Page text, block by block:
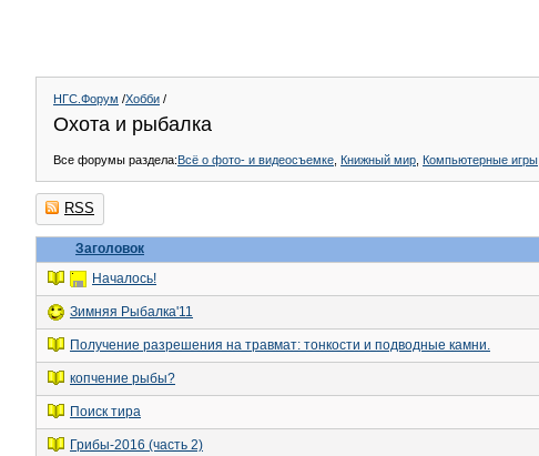
НГС.Форум /Хобби /
Охота и рыбалка
Все форумы раздела:Всё о фото- и видеосъемке Книжный мир Компьютерные игры
RSS
Заголовок
Началось!
Зимняя Рыбалка'11
Получение разрешения на травмат: тонкости и подводные камни.
копчение рыбы?
Поиск тира
Грибы-2016 (часть 2)